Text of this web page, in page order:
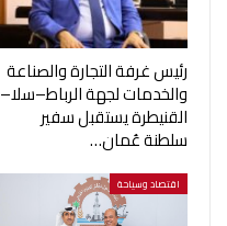
رئيس غرفة التجارة والصناعة
والخدمات لجهة الرباط–سلا–
القنيطرة يستقبل سفير
سلطنة عُمان…
اقتصاد وسياحة